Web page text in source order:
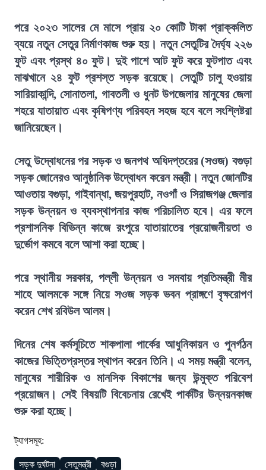
পরে ২০২৩ সালের মে মাসে প্রায় ২০ কোটি টাকা প্রাক্কলিত
ব্যয়ে নতুন সেতুর নির্মাণকাজ শুরু হয়। নতুন সেতুটির দৈর্ঘ্য ২২৬
ফুট এবং প্রস্থ ৪০ ফুট। দুই পাশে আট ফুট করে ফুটপাত এবং
মাঝখানে ২৪ ফুট প্রশস্ত সড়ক রয়েছে। সেতুটি চালু হওয়ায়
সারিয়াকান্দি, সোনাতলা, গাবতলী ও ধুনট উপজেলার মানুষের জেলা
শহরে যাতায়াত এবং কৃষিপণ্য পরিবহন সহজ হবে বলে সংশ্লিষ্টরা
জানিয়েছেন।
সেতু উদ্বোধনের পর সড়ক ও জনপথ অধিদপ্তরের (সওজ) বগুড়া
সড়ক জোনেরও আনুষ্ঠানিক উদ্বোধন করেন মন্ত্রী। নতুন জোনটির
আওতায় বগুড়া, গাইবান্ধা, জয়পুরহাট, নওগাঁ ও সিরাজগঞ্জ জেলার
সড়ক উন্নয়ন ও ব্যবস্থাপনার কাজ পরিচালিত হবে। এর ফলে
প্রশাসনিক বিভিন্ন কাজে রংপুরে যাতায়াতের প্রয়োজনীয়তা ও
দুর্ভোগ কমবে বলে আশা করা হচ্ছে।
পরে স্থানীয় সরকার, পল্লী উন্নয়ন ও সমবায় প্রতিমন্ত্রী মীর
শাহে আলমকে সঙ্গে নিয়ে সওজ সড়ক ভবন প্রাঙ্গণে বৃক্ষরোপণ
করেন শেখ রবিউল আলম।
দিনের শেষ কর্মসূচিতে শাকপালা পার্কের আধুনিকায়ন ও পুনর্গঠন
কাজের ভিত্তিপ্রস্তর স্থাপন করেন তিনি। এ সময় মন্ত্রী বলেন,
মানুষের শারীরিক ও মানসিক বিকাশের জন্য উন্মুক্ত পরিবেশ
প্রয়োজন। সেই বিষয়টি বিবেচনায় রেখেই পার্কটির উন্নয়নকাজ
শুরু করা হচ্ছে।
ট্যাগসমূহ:
সড়ক দুর্ঘটনা সেতুমন্ত্রী বগুড়া